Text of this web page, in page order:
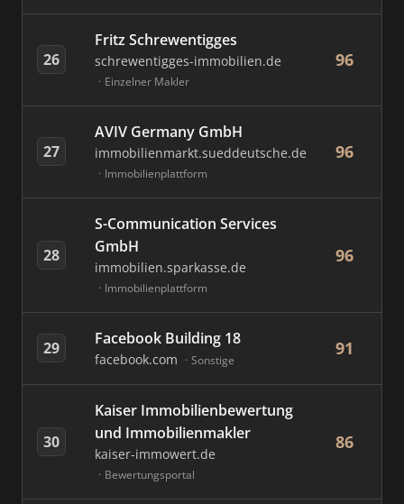
26
Fritz Schrewentigges
schrewentigges-immobilien.de
Einzelner Makler
96
27
AVIV Germany GmbH
immobilienmarkt.sueddeutsche.de
Immobilienplattform
96
28
S-Communication Services
GmbH
immobilien.sparkasse.de
Immobilienplattform
96
29 Facebook Building 18
facebook.com Sonstige
91
30
Kaiser Immobilienbewertung
und Immobilienmakler
kaiser-immowert.de
Bewertungsportal
86